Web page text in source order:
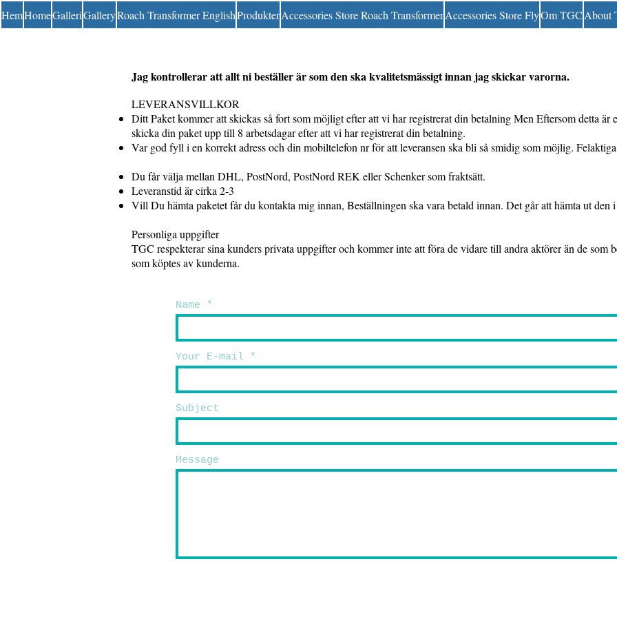
HemHomeGalleriGalleryRoach Transformer EnglishProdukterAccessories Store Roach TransformerAccessories Store FlyOm TGCAbout
Jag kontrollerar att allt ni beställer är som den ska kvalitetsmässigt innan jag skickar varorna.
LEVERANSVILLKOR
Ditt Paket kommer att skickas så fort som möjligt efter att vi har registrerat din betalning Men Eftersom detta är
skicka din paket upp till 8 arbetsdagar efter att vi har registrerat din betalning.
Var god fyll i en korrekt adress och din mobiltelefon nr för att leveransen ska bli så smidig som möjlig.
Du får välja mellan DHL, PostNord, PostNord REK eller Schenker som fraktsätt.
Leveranstid är cirka 2-3
Vill Du hämta paketet får du kontakta mig innan, Beställningen ska vara betald innan. Det går att hämta ut den
Personliga uppgifter
TGC respekterar sina kunders privata uppgifter och kommer inte att föra de vidare till andra aktörer än de som
som köptes av kunderna.
Name
Your E-mail
Subject
Message